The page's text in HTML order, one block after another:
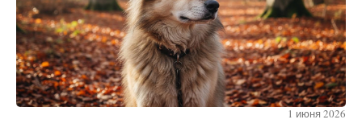
1 июня 2026